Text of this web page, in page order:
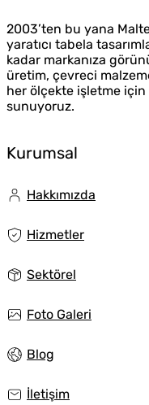
2003’ten bu yana
yaratıcı tabela
kadar markanıza
üretim, çevreci
her ölçekte işletme için
sunuyoruz.
Kurumsal
Hakkımızda
Hizmetler
Sektörel
Foto Galeri
Blog
İletişim